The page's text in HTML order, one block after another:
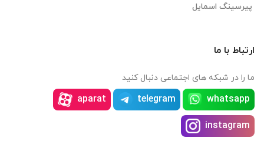
پیرسینگ اسمایل
ارتباط با ما
ما را در شبکه های اجتماعی دنبال کنید
whatsapp
telegram
aparat
instagram